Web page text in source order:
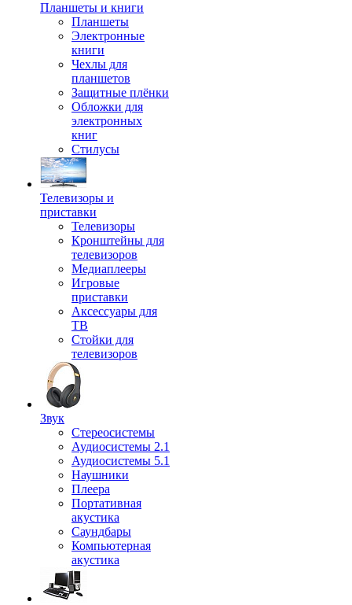
Планшеты и книги
Планшеты
Электронные
книги
Чехлы для
планшетов
Защитные плёнки
Обложки для
электронных
книг
Стилусы
Телевизоры и
приставки
Телевизоры
Кронштейны для
телевизоров
Медиаплееры
Игровые
приставки
Аксессуары для
ТВ
Стойки для
телевизоров
Звук
Стереосистемы
Аудиосистемы 2.1
Аудиосистемы 5.1
Наушники
Плеера
Портативная
акустика
Саундбары
Компьютерная
акустика